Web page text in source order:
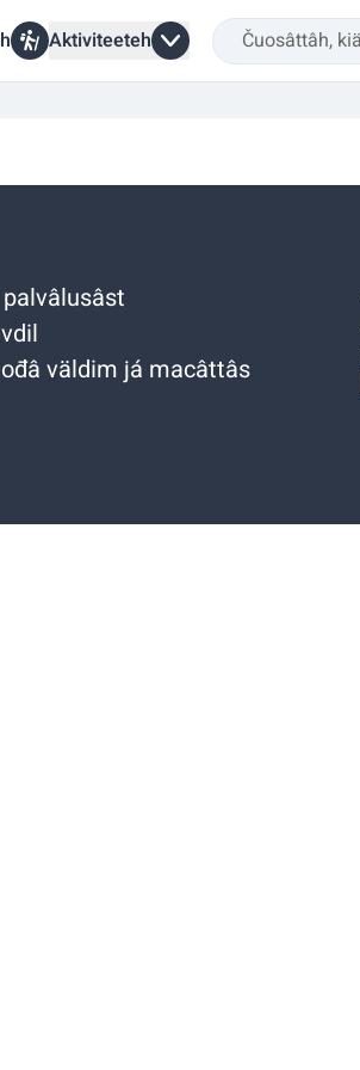
Aktiviteeteh
väldim já macâttâs